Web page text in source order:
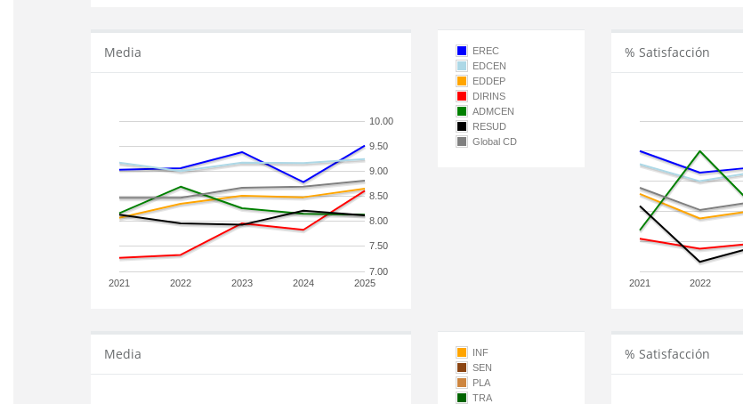
Media
2021 2022 2023 2024 2025
7.00
7.50
8.00
8.50
9.00
9.50
10.00
EREC
EDCEN
EDDEP
DIRINS
ADMCEN
RESUD
Global CD
% Satisfacción
2021 2022
Media
INF
SEN
PLA
TRA
% Satisfacción